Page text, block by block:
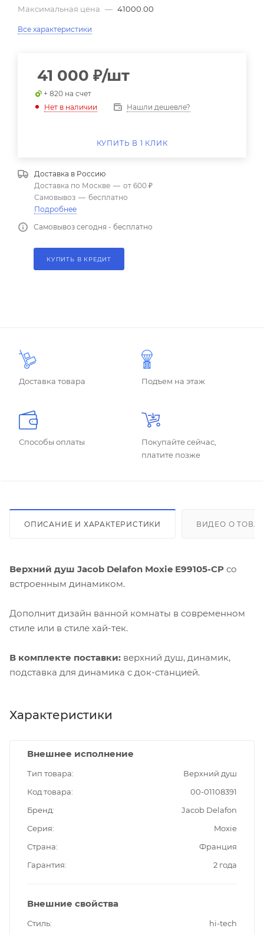
Максимальная цена — 41000.00
Все характеристики
41 000 ₽/шт
+ 820 на счет
Нет в наличии
Нашли дешевле?
КУПИТЬ В 1 КЛИК
Доставка в Россию
Доставка по Москве — от 600 ₽
Самовывоз — бесплатно
Подробнее
Самовывоз сегодня - бесплатно
КУПИТЬ В КРЕДИТ
Доставка товара Подъем на этаж
Способы оплаты
Покупайте сейчас,
платите позже
ОПИСАНИЕ И ХАРАКТЕРИСТИКИ ВИДЕО О
Верхний душ Jacob Delafon Moxie E99105-CP со
встроенным динамиком.
Дополнит дизайн ванной комнаты в современном
стиле или в стиле хай-тек.
В комплекте поставки: верхний душ, динамик,
подставка для динамика с док-станцией.
Характеристики
Внешнее исполнение
Тип товара
Верхний душ
Код товара
00-01108391
Бренд
Jacob Delafon
Серия
Moxie
Страна
Франция
Гарантия
2 года
Внешние свойства
Стиль hi-tech